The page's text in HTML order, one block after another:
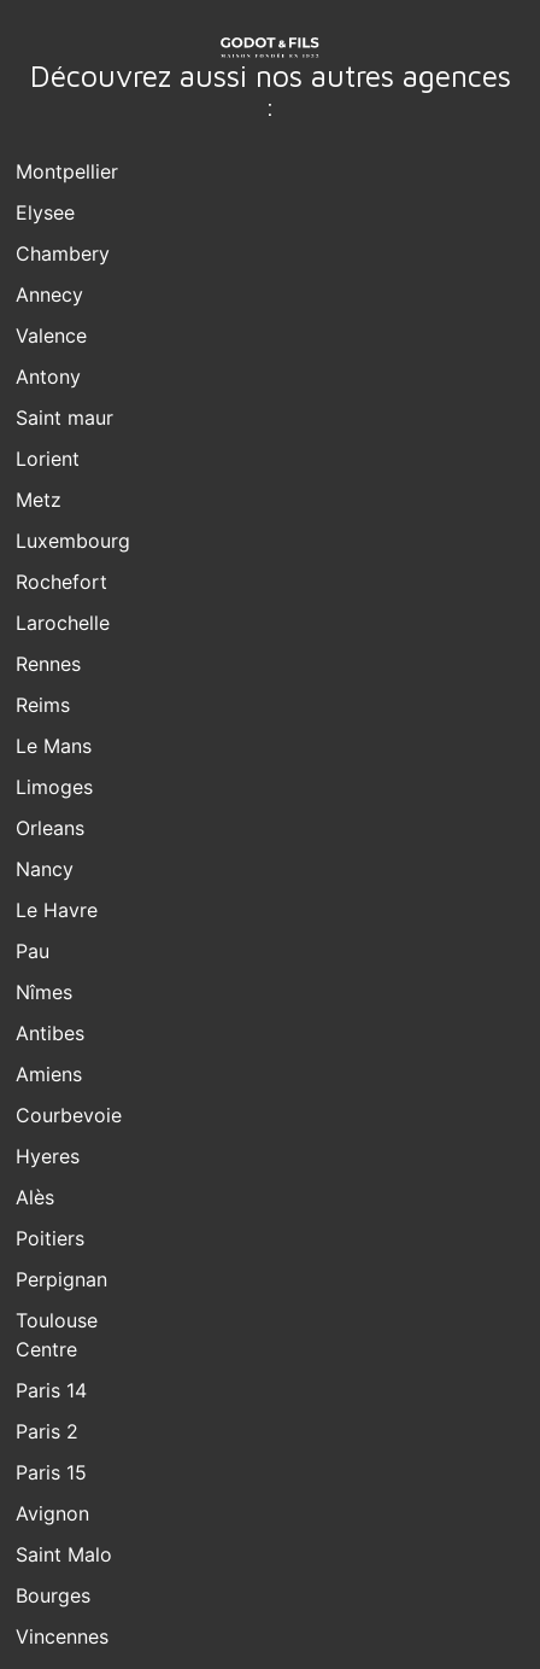
Découvrez aussi nos autres agences
:
Montpellier
Elysee
Chambery
Annecy
Valence
Antony
Saint maur
Lorient
Metz
Luxembourg
Rochefort
Larochelle
Rennes
Reims
Le Mans
Limoges
Orleans
Nancy
Le Havre
Pau
Nîmes
Antibes
Amiens
Courbevoie
Hyeres
Alès
Poitiers
Perpignan
Toulouse
Centre
Paris 14
Paris 2
Paris 15
Avignon
Saint Malo
Bourges
Vincennes